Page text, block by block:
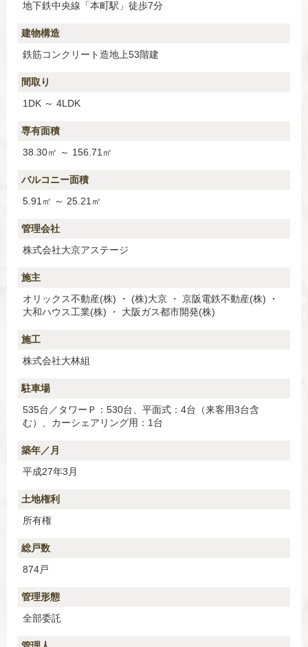
地下鉄中央線「本町駅」徒歩7分
建物構造
鉄筋コンクリート造地上53階建
間取り
1DK ～ 4LDK
専有面積
38.30㎡ ～ 156.71㎡
バルコニー面積
5.91㎡ ～ 25.21㎡
管理会社
株式会社大京アステージ
施主
オリックス不動産(株) ・ (株)大京 ・ 京阪電鉄不動産(株) ・
大和ハウス工業(株) ・ 大阪ガス都市開発(株)
施工
株式会社大林組
駐車場
535台／タワーＰ：530台、平面式：4台（来客用3台含
む）、カーシェアリング用：1台
築年／月
平成27年3月
土地権利
所有権
総戸数
874戸
管理形態
全部委託